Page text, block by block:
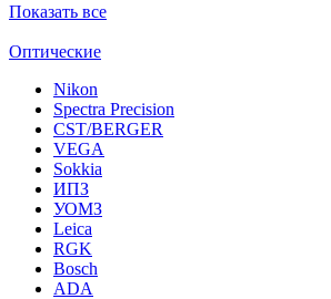
Показать все
Оптические
Nikon
Spectra Precision
CST/BERGER
VEGA
Sokkia
ИПЗ
УОМЗ
Leica
RGK
Bosch
ADA